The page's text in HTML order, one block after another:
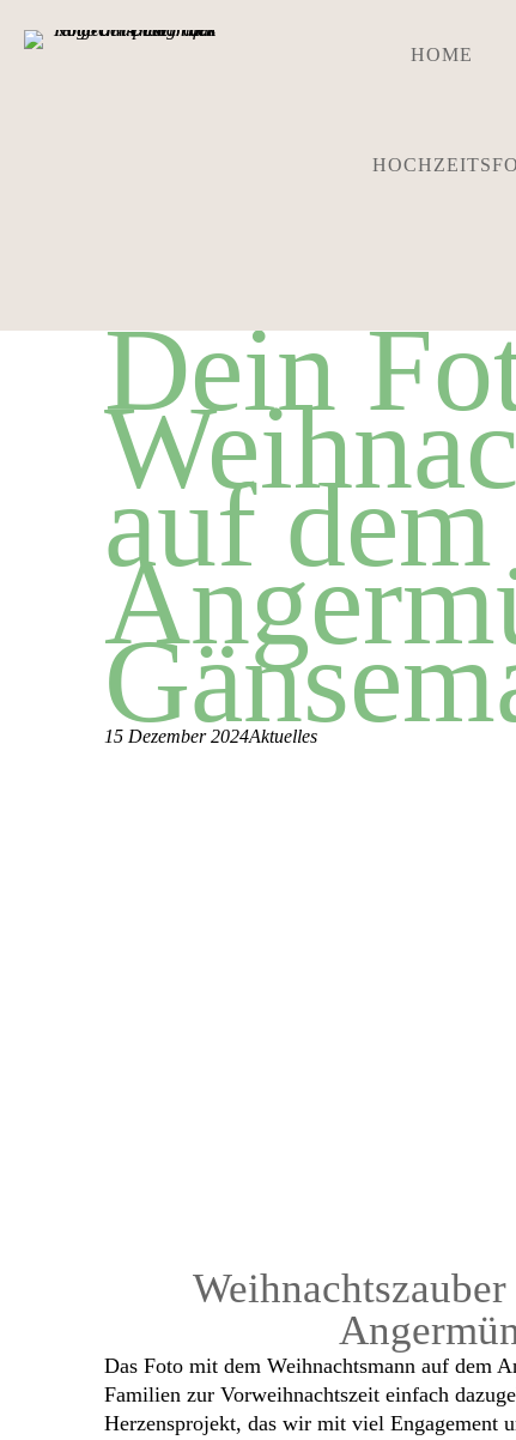
HOME
Dein
auf dem
15 Dezember 2024Aktuelles
Das Foto mit dem Weihnachtsmann auf dem
Familien zur Vorweihnachtszeit einfach
Herzensprojekt, das wir mit viel Engagement